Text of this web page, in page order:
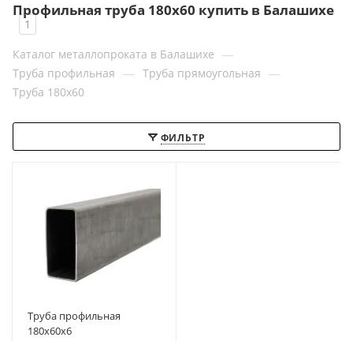
Профильная труба 180x60 купить в Балашихе
1
Каталог металлопроката в Балашихе —
Труба профильная — Труба прямоугольная —
Труба 180x60
ФИЛЬТР
Труба профильная
180x60x6